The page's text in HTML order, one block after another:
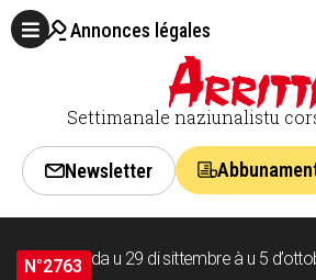
Annonces légales
Settimanale naziunalistu
Newsletter
N°2763 da u 29 di sittembre à u 5